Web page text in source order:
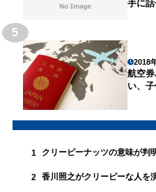
手に
5
2018
航空
い、
1 クリーピーナッツの意味が判
2 香川照之がクリーピーな人を